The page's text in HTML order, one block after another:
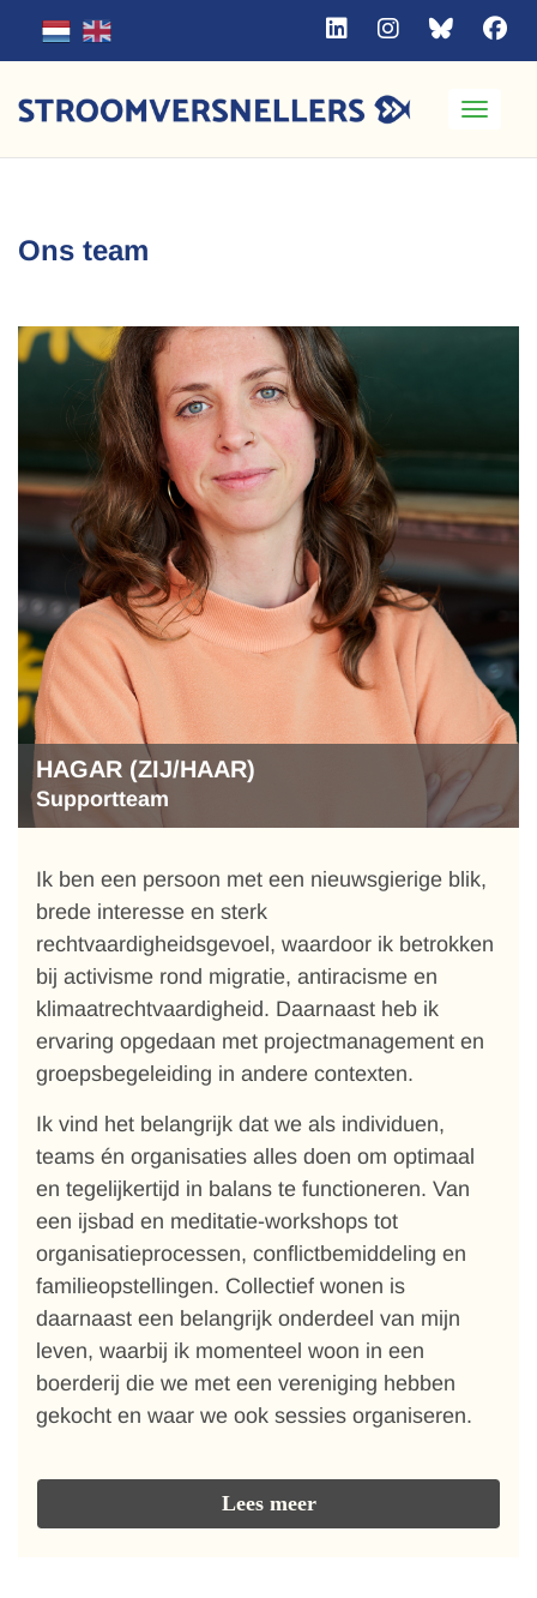
Ons team
HAGAR (ZIJ/HAAR)
Supportteam
Ik ben een persoon met een nieuwsgierige blik,
brede interesse en sterk
rechtvaardigheidsgevoel, waardoor ik betrokken
bij activisme rond migratie, antiracisme en
klimaatrechtvaardigheid. Daarnaast heb ik
ervaring opgedaan met projectmanagement en
groepsbegeleiding in andere contexten.
Ik vind het belangrijk dat we als individuen,
teams én organisaties alles doen om optimaal
en tegelijkertijd in balans te functioneren. Van
een ijsbad en meditatie-workshops tot
organisatieprocessen, conflictbemiddeling en
familieopstellingen. Collectief wonen is
daarnaast een belangrijk onderdeel van mijn
leven, waarbij ik momenteel woon in een
boerderij die we met een vereniging hebben
gekocht en waar we ook sessies organiseren.
Lees meer